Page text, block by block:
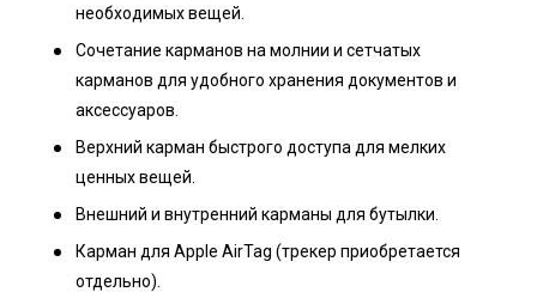
необходимых вещей.
Сочетание карманов на молнии и сетчатых
карманов для удобного хранения документов и
аксессуаров.
Верхний карман быстрого доступа для мелких
ценных вещей.
Внешний и внутренний карманы для бутылки.
Карман для Apple AirTag (трекер приобретается
отдельно).